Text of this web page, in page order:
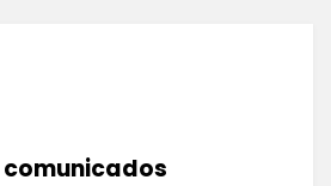
comunicados